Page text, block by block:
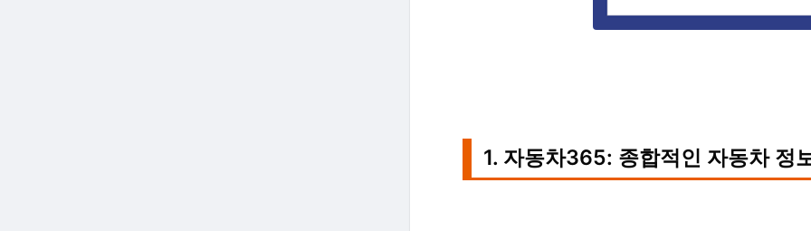
1. 자동차365: 종합적인 자동차 정